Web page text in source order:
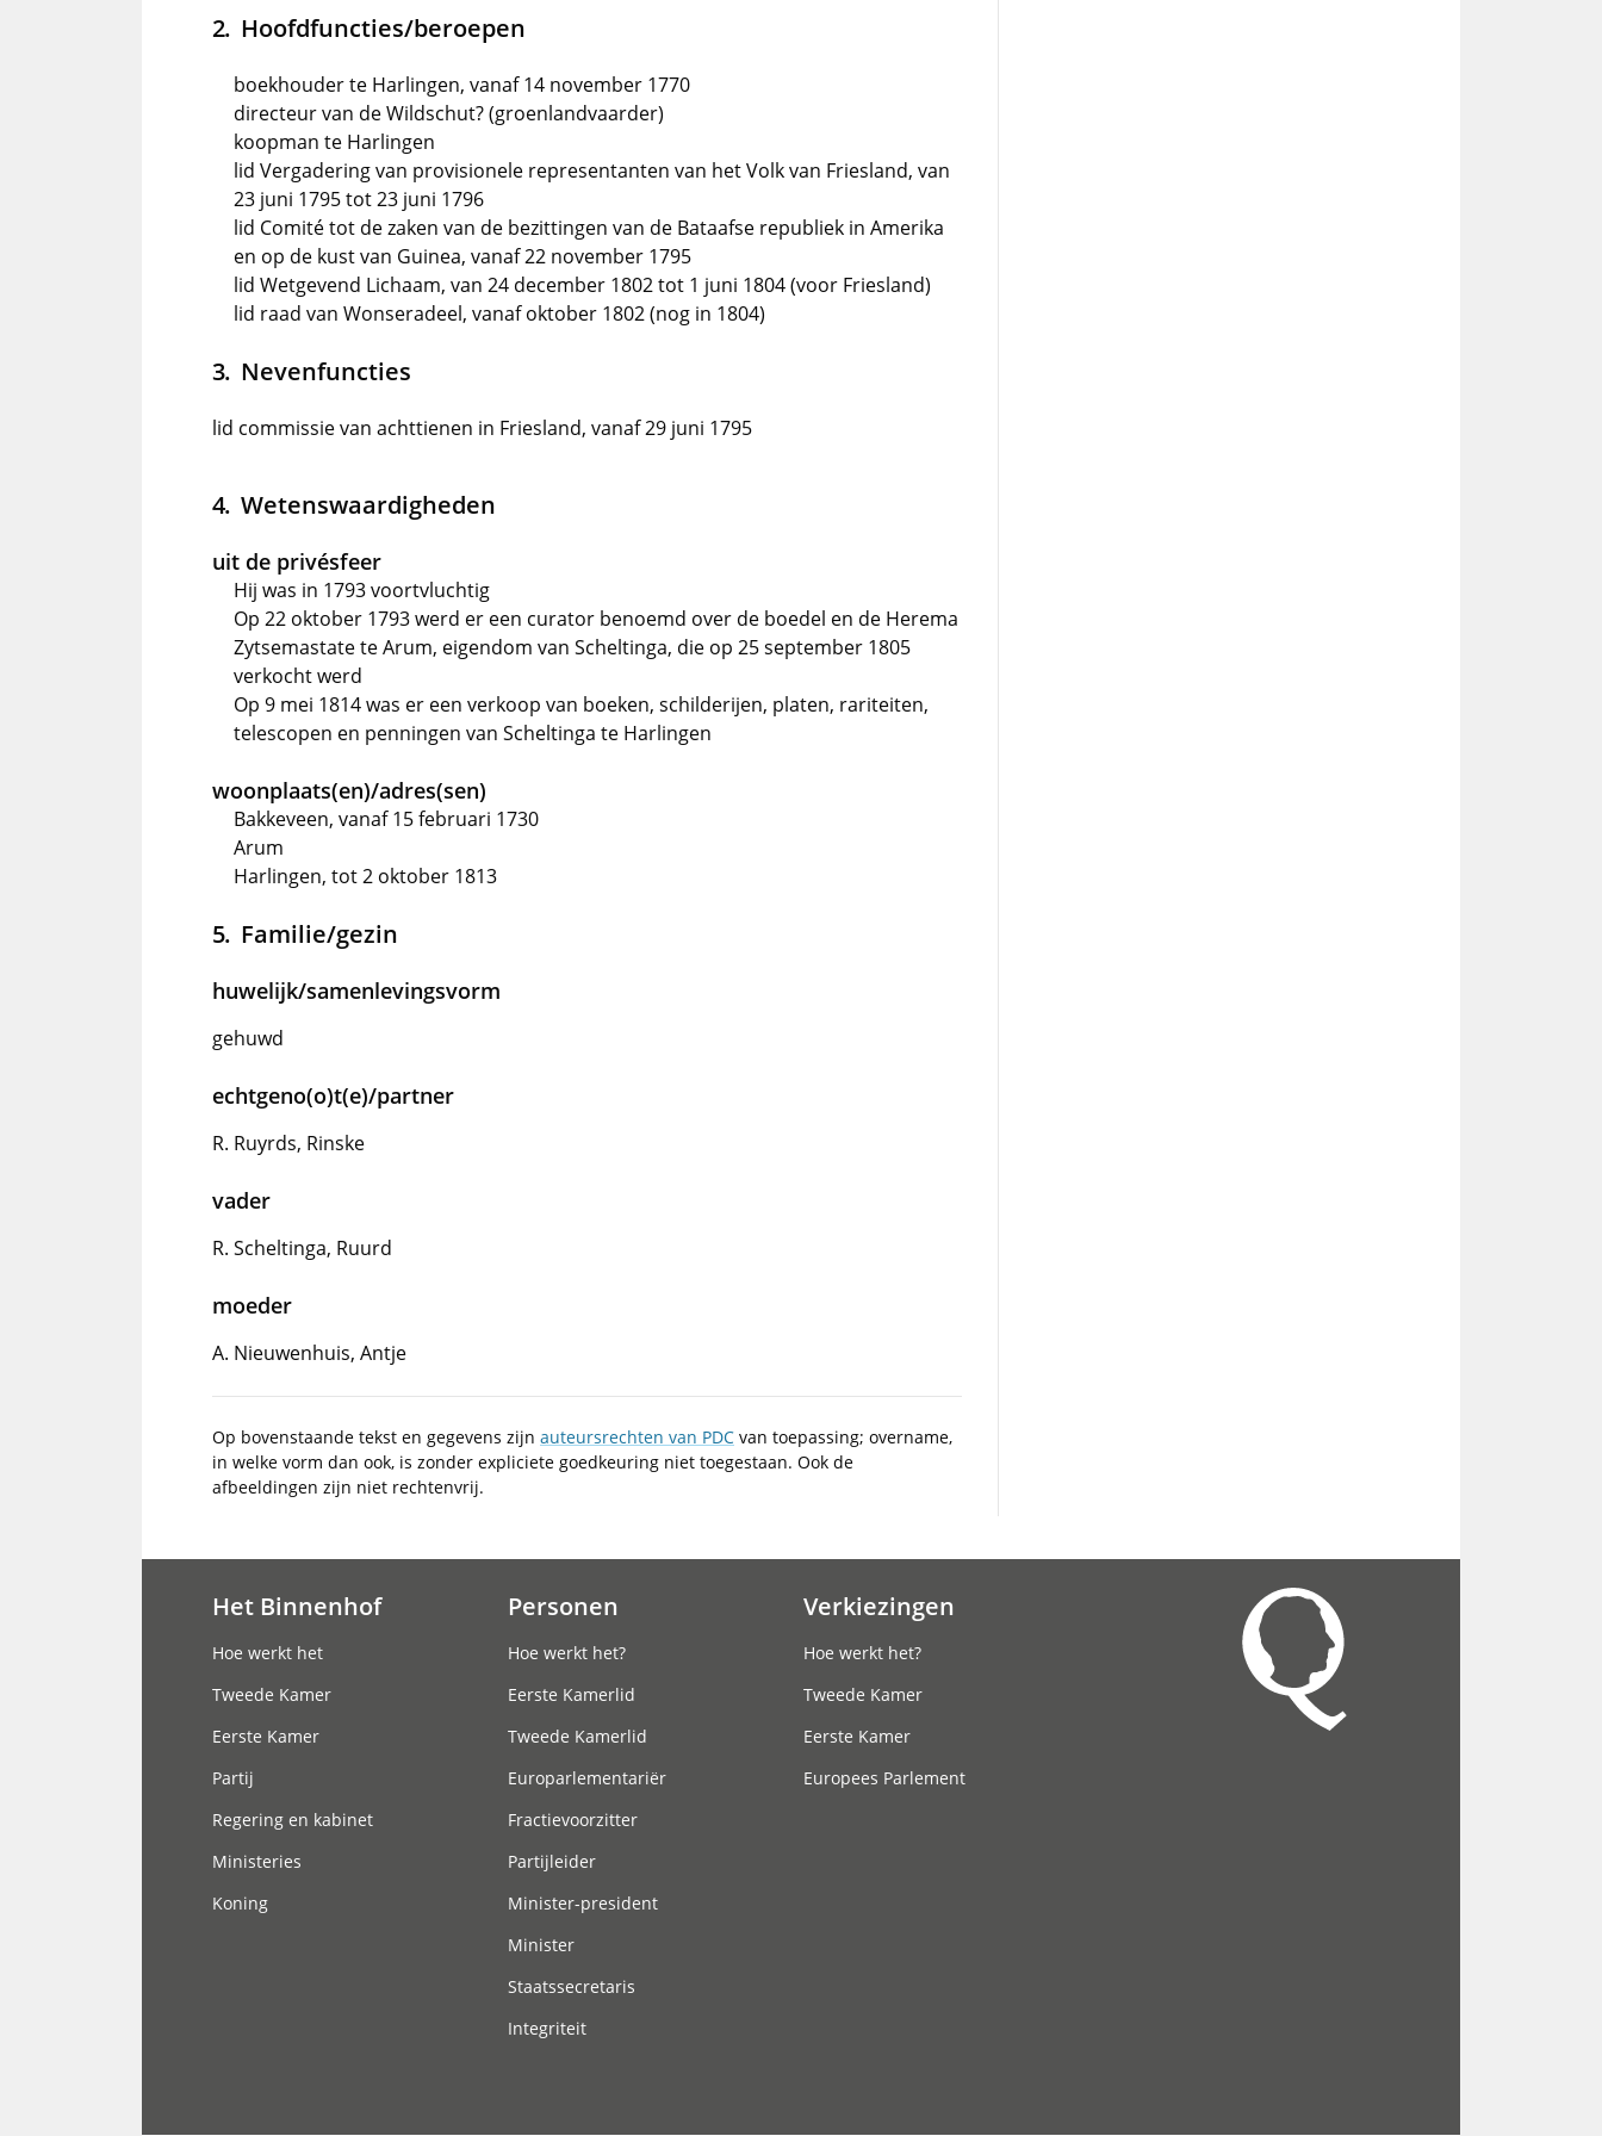
Hoofdfuncties/beroepen
boekhouder te Harlingen, vanaf 14 november 1770
directeur van de Wildschut? (groenlandvaarder)
koopman te Harlingen
lid Vergadering van provisionele representanten van het Volk van Friesland, van
23 juni 1795 tot 23 juni 1796
lid Comité tot de zaken van de bezittingen van de Bataafse republiek in Amerika
en op de kust van Guinea, vanaf 22 november 1795
lid Wetgevend Lichaam, van 24 december 1802 tot 1 juni 1804 (voor Friesland)
lid raad van Wonseradeel, vanaf oktober 1802 (nog in 1804)
Nevenfuncties
lid commissie van achttienen in Friesland, vanaf 29 juni 1795
Wetenswaardigheden
uit de privésfeer
Hij was in 1793 voortvluchtig
Op 22 oktober 1793 werd er een curator benoemd over de boedel en de Herema
Zytsemastate te Arum, eigendom van Scheltinga, die op 25 september 1805
verkocht werd
Op 9 mei 1814 was er een verkoop van boeken, schilderijen, platen, rariteiten,
telescopen en penningen van Scheltinga te Harlingen
woonplaats(en)/adres(sen)
Bakkeveen, vanaf 15 februari 1730
Arum
Harlingen, tot 2 oktober 1813
Familie/gezin
huwelijk/samenlevingsvorm
gehuwd
echtgeno(o)t(e)/partner
R. Ruyrds, Rinske
vader
R. Scheltinga, Ruurd
moeder
A. Nieuwenhuis, Antje
Op bovenstaande tekst en gegevens zijn auteursrechten van PDC van toepassing; overname,
in welke vorm dan ook, is zonder expliciete goedkeuring niet toegestaan. Ook de
afbeeldingen zijn niet rechtenvrij.
Het Binnenhof
Hoe werkt het
Tweede Kamer
Eerste Kamer
Partij
Regering en kabinet
Ministeries
Koning
Personen
Hoe werkt het?
Eerste Kamerlid
Tweede Kamerlid
Europarlementariër
Fractievoorzitter
Partijleider
Minister-president
Minister
Staatssecretaris
Integriteit
Verkiezingen
Hoe werkt het?
Tweede Kamer
Eerste Kamer
Europees Parlement